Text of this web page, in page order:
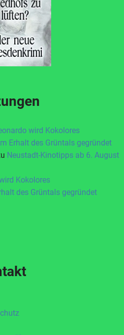
wird Kokolores
Erhalt des Grüntals gegründet
Neustadt-Kinotipps ab 6. August
Kokolores
des Grüntals gegründet